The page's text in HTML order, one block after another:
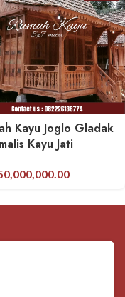
Kayu Joglo Gladak
Kayu Jati